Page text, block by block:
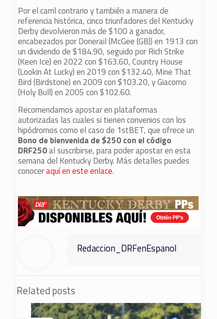
Por el carril contrario y también a manera de
referencia histórica, cinco triunfadores del Kentucky
Derby devolvieron más de $100 a ganador,
encabezados por Donerail (McGee (GB)) en 1913 con
un dividendo de $184.90, seguido por Rich Strike
(Keen Ice) en 2022 con $163.60, Country House
(Lookin At Lucky) en 2019 con $132.40, Mine That
Bird (Birdstone) en 2009 con $103.20, y Giacomo
(Holy Bull) en 2005 con $102.60.
Recomendamos apostar en plataformas
autorizadas las cuales si tienen convenios con los
hipódromos como el caso de 1stBET, que ofrece un
Bono de bienvenida de $250 con el código
DRF250al suscribirse, para poder apostar en esta
semana del Kentucky Derby. Más detalles puedes
conoceraquí en este enlace.
Redaccion_DRFenEspanol
Related posts